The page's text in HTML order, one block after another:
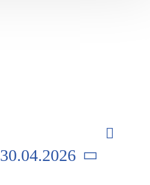
SucheSummary
30.04.2026